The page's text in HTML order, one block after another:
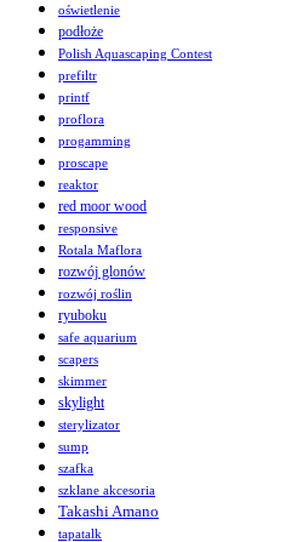
oświetlenie
podłoże
Polish Aquascaping Contest
prefiltr
printf
proflora
progamming
proscape
reaktor
red moor wood
responsive
Rotala Maflora
rozwój glonów
rozwój roślin
ryuboku
safe aquarium
scapers
skimmer
skylight
sterylizator
sump
szafka
szklane akcesoria
Takashi Amano
tapatalk